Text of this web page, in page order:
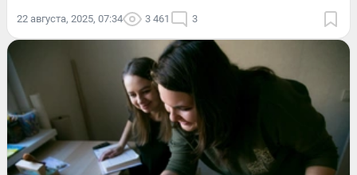
22 августа, 2025, 07:34 3 461 3